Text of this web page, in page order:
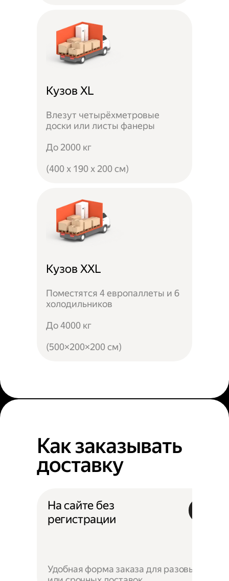
Кузов XL
Влезут четырёхметровые
доски или листы фанеры
До 2000 кг
(400 x 190 x 200 см)
Кузов XXL
Поместятся 4 европаллеты и 6
холодильников
До 4000 кг
(500×200×200 см)
Как заказывать
доставку
На сайте без
регистрации
Удобная форма заказа для разовых